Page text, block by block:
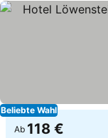
Beliebte Wahl
Ab 118 €